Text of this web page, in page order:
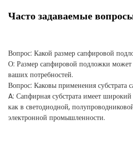
Часто задаваемые
Вопрос: Какой размер сапфировой
О: Размер сапфировой подложки может
ваших потребностей.
Вопрос: Каковы применения субстрата
A: Сапфирная субстрата имеет
как в светодиодной,
электронной промышленности.